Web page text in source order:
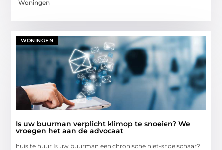
Woningen
WONINGEN
Is uw buurman verplicht klimop te snoeien? We
vroegen het aan de advocaat
huis te huur Is uw buurman een chronische niet-snoeischaar?